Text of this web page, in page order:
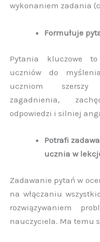
wykonaniem zadania
Formułuje
Pytania kluczowe
uczniów do
uczniom szerszy
zagadnienia,
odpowiedzi i silniej
Potrafi
ucznia w
Zadawanie pytań w
na włączaniu
rozwiązywaniem
nauczyciela. Ma temu